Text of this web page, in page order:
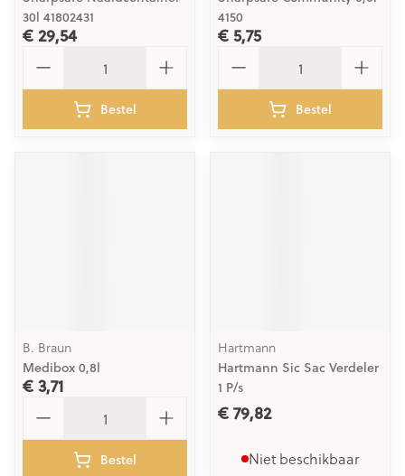
30l 41802431
€ 29,54
Bestel
4150
€ 5,75
Bestel
B. Braun
Medibox 0,8l
€ 3,71
Bestel
Hartmann
Hartmann Sic Sac Verdeler
1 P/s
€ 79,82
Niet beschikbaar